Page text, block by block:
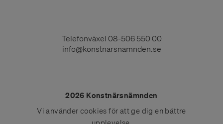
Telefonväxel 08-506 550 00
info@konstnarsnamnden.se
2026 Konstnärsnämnden
Vi använder cookies för att ge dig en bättre